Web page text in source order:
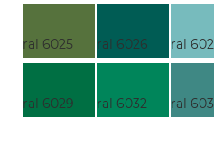
ral 6025 ral 6026 ral
ral 6029 ral 6032 ral